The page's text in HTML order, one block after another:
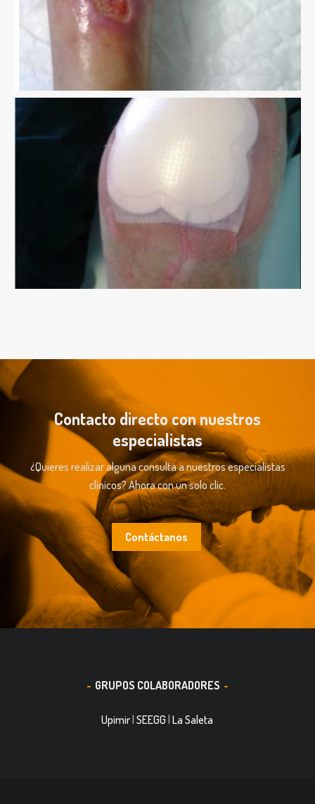
Contacto directo con nuestros
especialistas
¿Quieres realizar alguna consulta a nuestros especialistas
clínicos? Ahora con un solo clic.
Contáctanos
GRUPOS COLABORADORES
Upimir |SEEGG |La Saleta